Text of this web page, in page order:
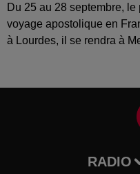
Du 25 au 28 septembre,
voyage apostolique en
à Lourdes, il se rendra à
RADIO